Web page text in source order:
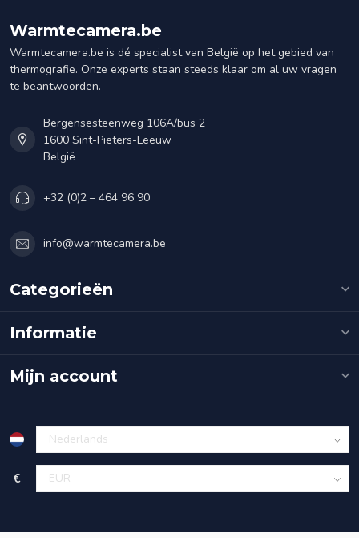
Warmtecamera.be
Warmtecamera.be is dé specialist van België op het gebied van
thermografie. Onze experts staan steeds klaar om al uw vragen
te beantwoorden.
Bergensesteenweg 106A/bus 2
1600 Sint-Pieters-Leeuw
België
+32 (0)2 – 464 96 90
info@warmtecamera.be
Categorieën
Informatie
Mijn account
€